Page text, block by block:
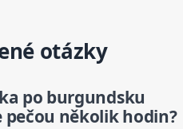
otázky
po burgundsku
pečou několik hodin?